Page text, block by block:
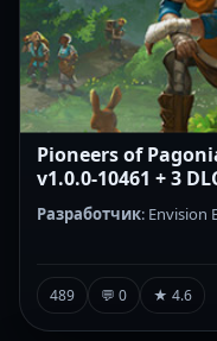
Pioneers of
v1.0.0-10461 + 3
Разработчик: Envision
489 💬 0 ★ 4.6